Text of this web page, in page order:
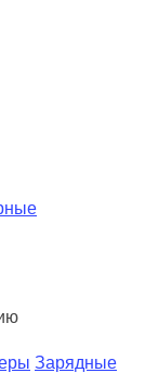
Зарядные